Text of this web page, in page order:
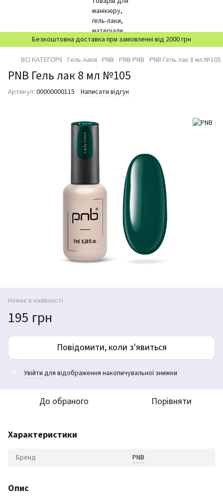
Безкоштовна доставка при замовленні від 2000 грн
ВСІ КАТЕГОРІЇ Гель-лаки PNB PNB PNB PNB Гель лак 8 мл №105
PNB Гель лак 8 мл №105
Артикул: 00000000115 Написати відгук
Немає в наявності
195 грн
Повідомити, коли з'явиться
Увійти для відображення накопичувальної знижки
До обраного Порівняти
Характеристики
Бренд PNB
Опис